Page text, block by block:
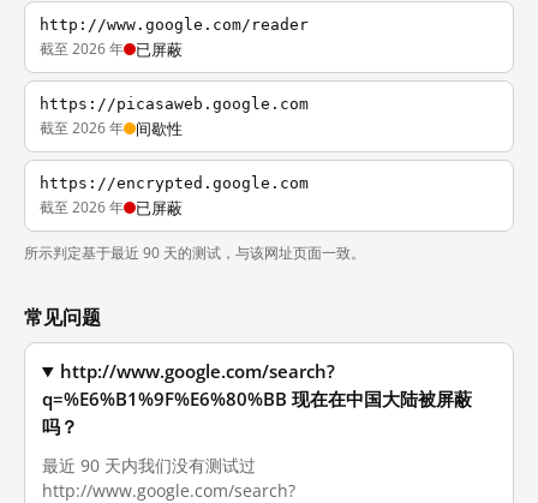
http://www.google.com/reader
截至 2026 年 已屏蔽
https://picasaweb.google.com
截至 2026 年 间歇性
https://encrypted.google.com
截至 2026 年 已屏蔽
所示判定基于最近 90 天的测试，与该网址页面一致。
常见问题
http://www.google.com/search?
q=%E6%B1%9F%E6%80%BB 现在在中国大陆被屏蔽
吗？
最近 90 天内我们没有测试过
http://www.google.com/search?